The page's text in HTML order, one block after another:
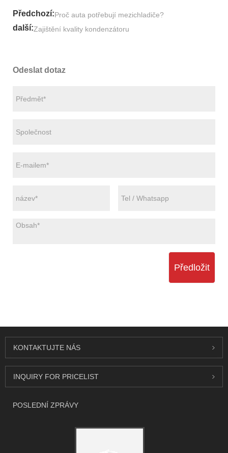
Předchozí:Proč auta potřebují mezichladiče?
další:Zajištění kvality kondenzátoru
Odeslat dotaz
Předložit
KONTAKTUJTE NÁS
INQUIRY FOR PRICELIST
POSLEDNÍ ZPRÁVY